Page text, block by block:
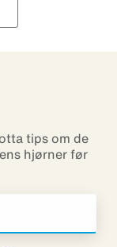
tips om de
hjørner før